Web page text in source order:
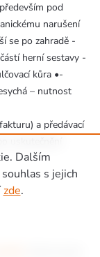
Dalším
s jejich
zde.
pod
narušení
se po zahradě -
herní sestavy -
kůra •-
– nutnost
a předávací